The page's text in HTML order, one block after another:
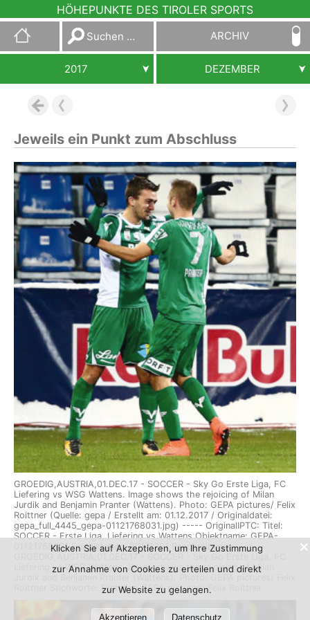
HÖHEPUNKTE DES TIROLER SPORTS
Suchen
nach:
ARCHIV
2017 DEZEMBER
Jeweils ein Punkt zum Abschluss
GROEDIG,AUSTRIA,01.DEC.17 - SOCCER - Sky Go Erste Liga, FC
Liefering vs WSG Wattens. Image shows the rejoicing of Milan
Jurdik and Benjamin Pranter (Wattens). Photo: GEPA pictures/ Felix
Roittner (Quelle: gepa / Erstellt am: 01.12.2017 / Originaldatei:
gepa_full_4445_gepa-01121768031.jpg) ----- OriginalIPTC: Titel:
SOCCER - Erste Liga, Liefering vs Wattens Objektname: GEPA-
01121768031 Erstelldatum: 20171201 Beschreibung:
GROEDIG,AUSTRIA,01.DEC.17 - SOCCER - Sky Go Erste Liga, FC
Liefering vs WSG Wattens. Image shows the rejoicing of Milan
Roittner Stichworte: Ersteller: GEPA pictures/ Felix Roittner
Klicken Sie auf Akzeptieren, um Ihre Zustimmung
zur Annahme von Cookies zu erteilen und direkt
zur Website zu gelangen.
Akzeptieren Datenschutz